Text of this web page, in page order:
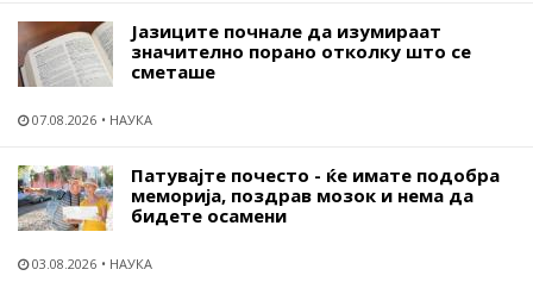
Јазиците почнале да изумираат
значително порано отколку што се
сметаше
07.08.2026 НАУКА
Патувајте почесто - ќе имате подобра
меморија, поздрав мозок и нема да
бидете осамени
03.08.2026 НАУКА